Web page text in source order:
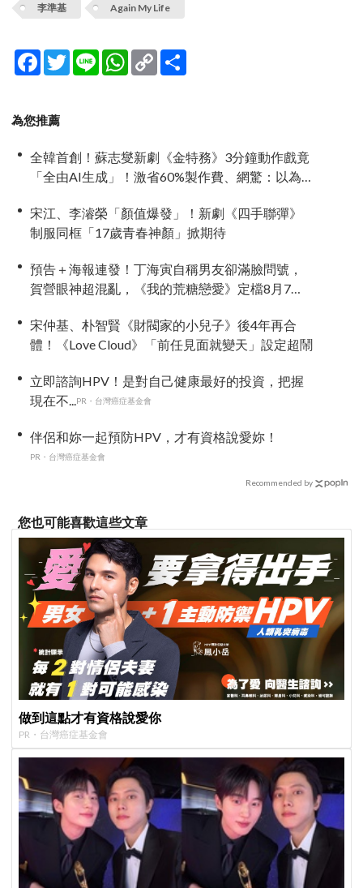
李準基 Again My Life
Facebook
TwitterLine WhatsApp
Copy
Link
為您推薦
全韓首創！蘇志燮新劇《金特務》3分鐘動作戲竟
「全由AI生成」！激省60%製作費、網驚：以為
宋江、李濬榮「顏值爆發」！新劇《四手聯彈》
制服同框「17歲青春神顏」掀期待
預告＋海報連發！丁海寅自稱男友卻滿臉問號，
賀營眼神超混亂，《我的荒糖戀愛》定檔8月7
宋仲基、朴智賢《財閥家的小兒子》後4年再合
體！《Love Cloud》「前任見面就變天」設定超鬧
立即諮詢HPV！是對自己健康最好的投資，把握
現在不...PR・台灣癌症基金會
伴侶和妳一起預防HPV，才有資格說愛妳！
PR・台灣癌症基金會
Recommended by
您也可能喜歡這些文章
做到這點才有資格說愛你
PR・台灣癌症基金會